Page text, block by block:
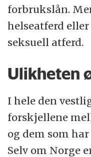
forbrukslån.
helseatferd
seksuell atferd.
Ulikheten
I hele den
forskjellene
og dem som
Selv om Norge